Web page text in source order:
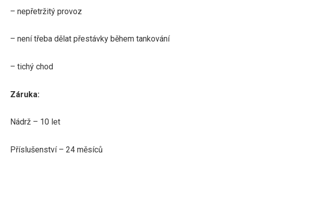
– nepřetržitý provoz
– není třeba dělat přestávky během tankování
– tichý chod
Záruka:
Nádrž – 10 let
Příslušenství – 24 měsíců